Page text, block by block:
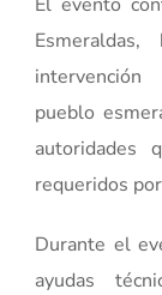
Esmeraldas,
pueblo
autoridades
requeridos
Durante el
ayudas